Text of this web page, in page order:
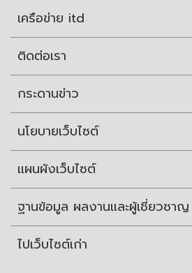
เครือข่าย itd
ติดต่อเรา
กระดานข่าว
นโยบายเว็บไซต์
แผนผังเว็บไซต์
ฐานข้อมูล ผลงานและผู้เชี่ยวชาญ
ไปเว็บไซต์เก่า